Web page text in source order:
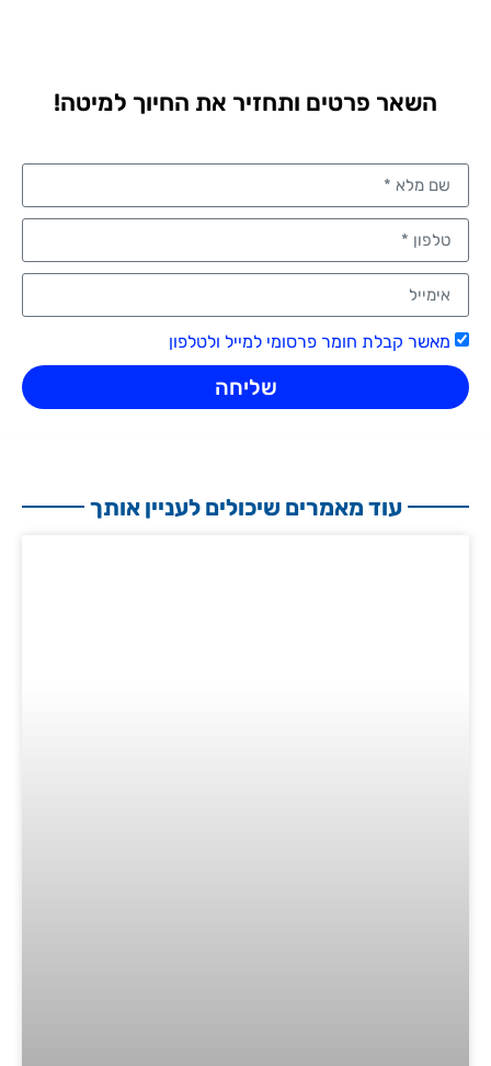
השאר פרטים ותחזיר את החיוך למיטה!
מאשר קבלת חומר פרסומי למייל ולטלפון
שליחה
עוד מאמרים שיכולים לעניין אותך